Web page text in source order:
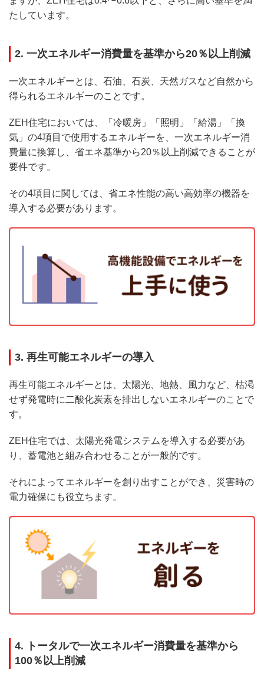
たしています。
2. 一次エネルギー消費量を基準から20％以上削減
一次エネルギーとは、石油、石炭、天然ガスなど自然から
得られるエネルギーのことです。
ZEH住宅においては、「冷暖房」「照明」「給湯」「換
気」の4項目で使用するエネルギーを、一次エネルギー消
費量に換算し、省エネ基準から20％以上削減できることが
要件です。
その4項目に関しては、省エネ性能の高い高効率の機器を
導入する必要があります。
3. 再生可能エネルギーの導入
再生可能エネルギーとは、太陽光、地熱、風力など、枯渇
せず発電時に二酸化炭素を排出しないエネルギーのことで
す。
ZEH住宅では、太陽光発電システムを導入する必要があ
り、蓄電池と組み合わせることが一般的です。
それによってエネルギーを創り出すことができ、災害時の
電力確保にも役立ちます。
4. トータルで一次エネルギー消費量を基準から
100％以上削減